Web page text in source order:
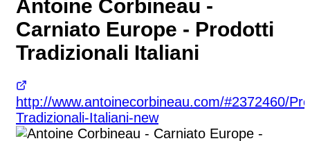
Antoine Corbineau -
Carniato Europe - Prodotti
Tradizionali Italiani
http://www.antoinecorbineau.com/#2372460/
Tradizionali-Italiani-new